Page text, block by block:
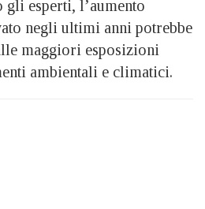
gli esperti, l’aumento
negli ultimi anni potrebbe
maggiori esposizioni
ambientali e climatici.